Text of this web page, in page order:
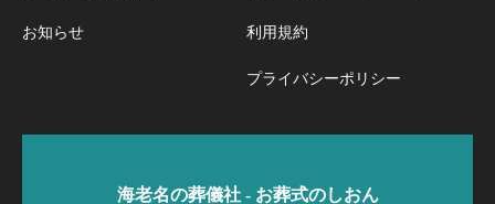
お知らせ 利用規約
プライバシーポリシー
海老名の葬儀社 - お葬式のしおん